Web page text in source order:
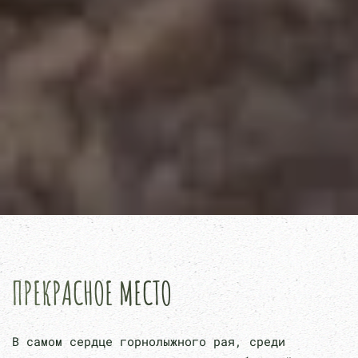
ПРЕКРАСНОЕ МЕСТО
В самом сердце горнолыжного рая, среди